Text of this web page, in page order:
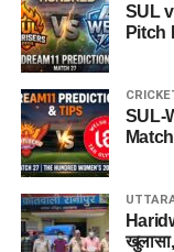
जेल नहीं,
होगा माहौल
आलंबन गांव की सबसे खास
और बच्चों को यह महसूस
हैं। इसके बजाय पूरा
किया जाएगा, जहां
विकास से जुड़ी सुविधाएं
SUL
Pitch
SUL-